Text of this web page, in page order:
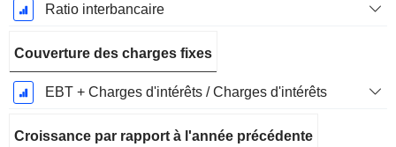
Ratio interbancaire
Couverture des charges fixes
EBT + Charges d'intérêts / Charges d'intérêts
Croissance par rapport à l'année précédente